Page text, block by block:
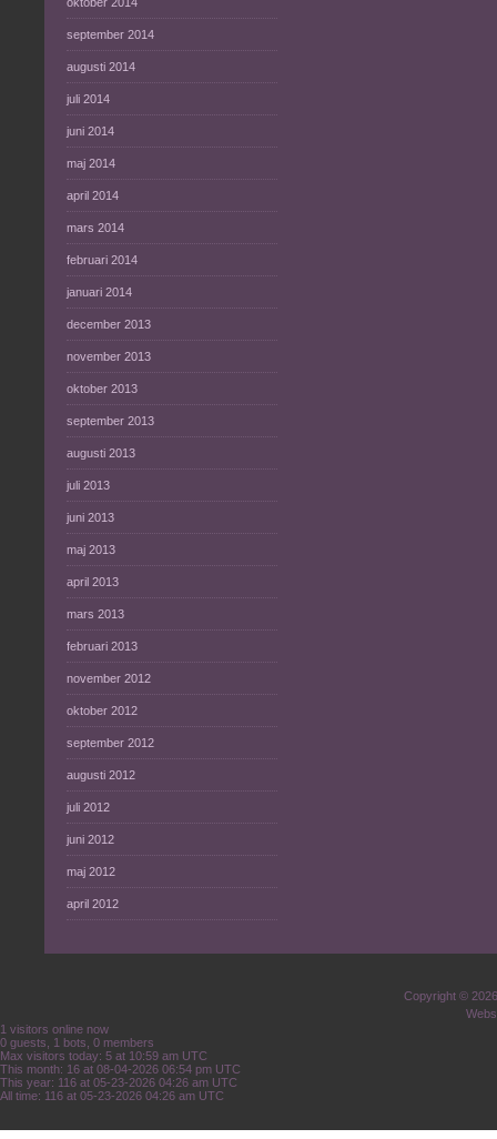
september 2014
augusti 2014
juli 2014
juni 2014
maj 2014
april 2014
mars 2014
februari 2014
januari 2014
december 2013
november 2013
oktober 2013
september 2013
augusti 2013
juli 2013
juni 2013
maj 2013
april 2013
mars 2013
februari 2013
november 2012
oktober 2012
september 2012
augusti 2012
juli 2012
juni 2012
maj 2012
april 2012
Copyright ©
1 visitors online now
0 guests, 1 bots, 0 members
Max visitors today: 5 at 10:59 am UTC
This month: 16 at 08-04-2026 06:54 pm UTC
This year: 116 at 05-23-2026 04:26 am UTC
All time: 116 at 05-23-2026 04:26 am UTC